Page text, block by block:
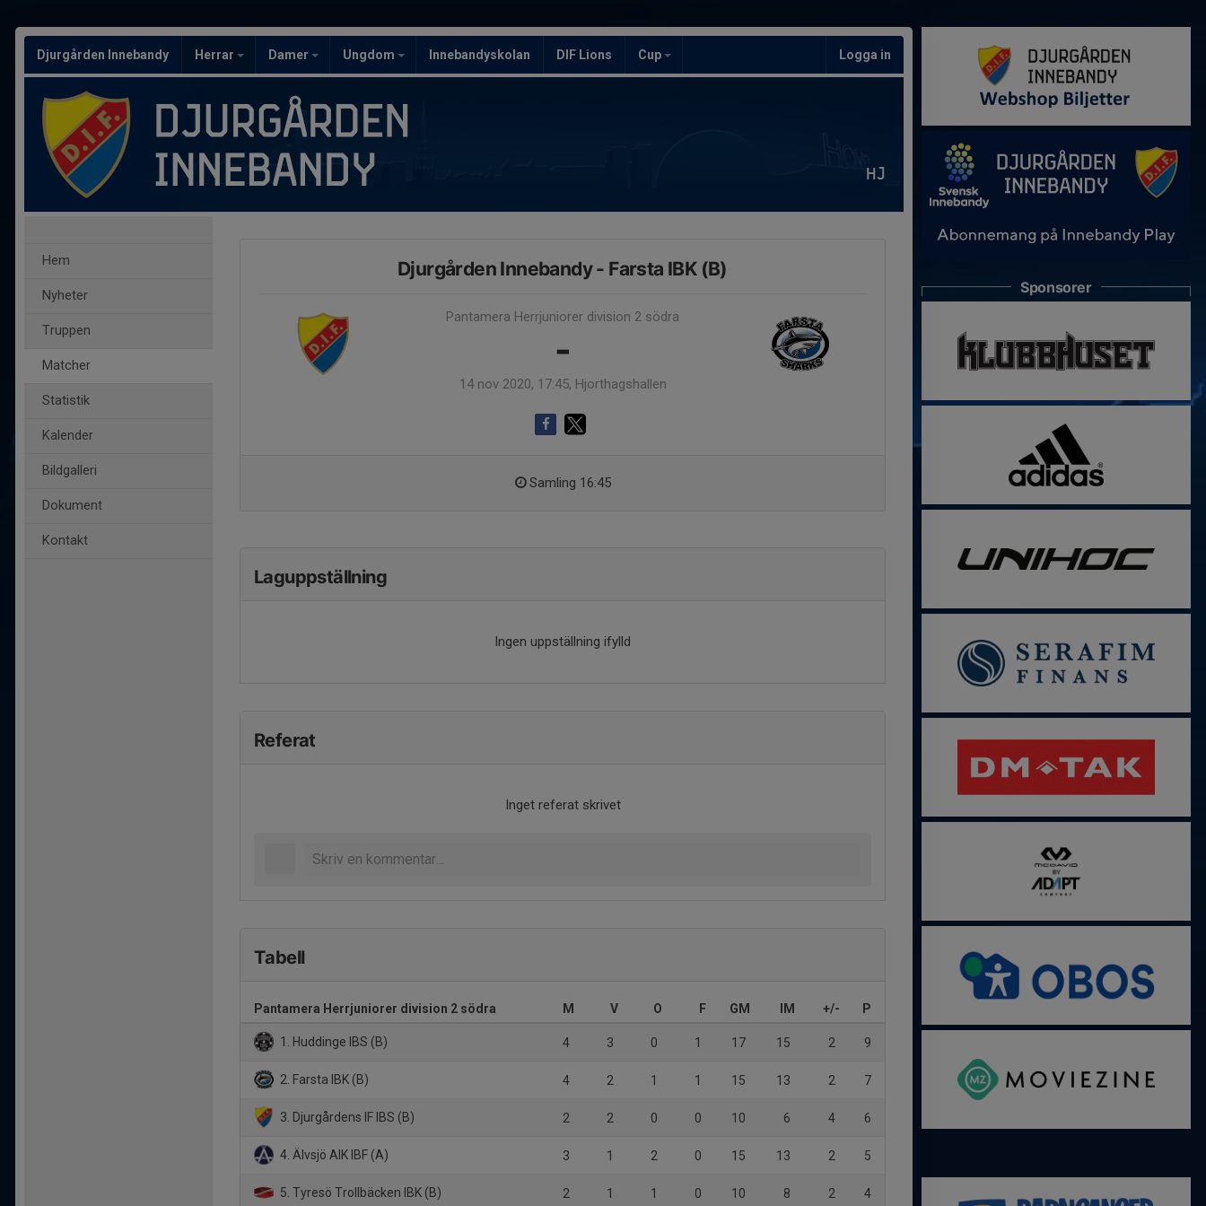
Djurgården Innebandy Herrar Damer Ungdom Innebandyskolan DIF Lions Cup Logga in
HJ
Hem
Nyheter
Truppen
Matcher
Statistik
Kalender
Bildgalleri
Dokument
Kontakt
Djurgården Innebandy - Farsta IBK (B)
Pantamera Herrjuniorer division 2 södra
-
14 nov 2020, 17:45, Hjorthagshallen
Samling 16:45
Laguppställning
Ingen uppställning ifylld
Referat
Inget referat skrivet
Tabell
Pantamera Herrjuniorer division 2 södra M V O F GM IM +/- P
1. Huddinge IBS (B) 4 3 0 1 17 15 2 9
2. Farsta IBK (B) 4 2 1 1 15 13 2 7
3. Djurgårdens IF IBS (B) 2 2 0 0 10 6 4 6
4. Älvsjö AIK IBF (A) 3 1 2 0 15 13 2 5
5. Tyresö Trollbäcken IBK (B) 2 1 1 0 10 8 2 4
Sponsorer